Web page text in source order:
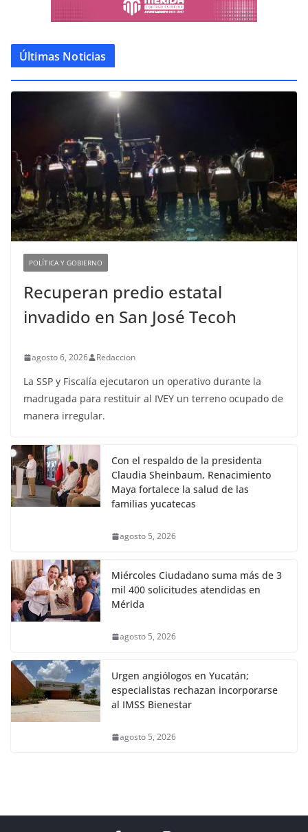
Últimas Noticias
POLÍTICA Y GOBIERNO
Recuperan predio estatal
invadido en San José Tecoh
agosto 6, 2026 Redaccion
La SSP y Fiscalía ejecutaron un operativo durante la
madrugada para restituir al IVEY un terreno ocupado de
manera irregular.
Con el respaldo de la presidenta
Claudia Sheinbaum, Renacimiento
Maya fortalece la salud de las
familias yucatecas
agosto 5, 2026
Miércoles Ciudadano suma más de 3
mil 400 solicitudes atendidas en
Mérida
agosto 5, 2026
Urgen angiólogos en Yucatán;
especialistas rechazan incorporarse
al IMSS Bienestar
agosto 5, 2026